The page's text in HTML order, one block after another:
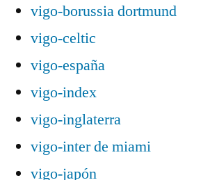
vigo-borussia dortmund
vigo-celtic
vigo-españa
vigo-index
vigo-inglaterra
vigo-inter de miami
vigo-japón